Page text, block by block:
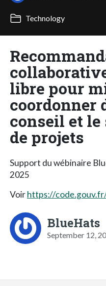
Technology
libre pour
coordonner
conseil et
de projets
Support du wébinaire
2025
Voirhttps://
BlueHats
September 12,